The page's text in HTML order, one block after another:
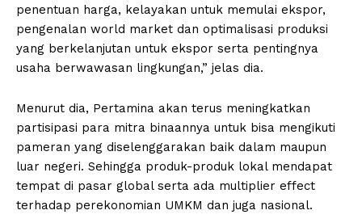
penentuan harga, kelayakan untuk memulai ekspor,
pengenalan world market dan optimalisasi produksi
yang berkelanjutan untuk ekspor serta pentingnya
usaha berwawasan lingkungan,” jelas dia.
Menurut dia, Pertamina akan terus meningkatkan
partisipasi para mitra binaannya untuk bisa mengikuti
pameran yang diselenggarakan baik dalam maupun
luar negeri. Sehingga produk-produk lokal mendapat
tempat di pasar global serta ada multiplier effect
terhadap perekonomian UMKM dan juga nasional.